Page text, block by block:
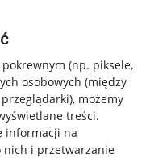
(np. piksele,
osobowych (między
, możemy
treści.
informacji na
nich i przetwarzanie